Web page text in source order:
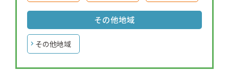
その他地域
その他地域